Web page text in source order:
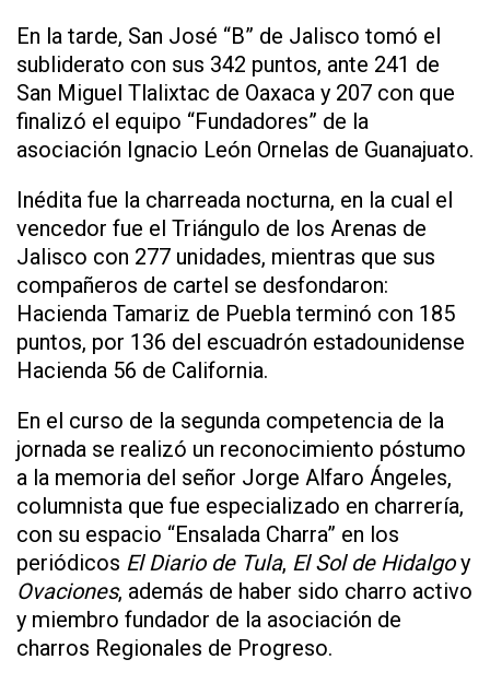
En la tarde, San José “B” de Jalisco tomó el
subliderato con sus 342 puntos, ante 241 de
San Miguel Tlalixtac de Oaxaca y 207 con que
finalizó el equipo “Fundadores” de la
asociación Ignacio León Ornelas de Guanajuato.
Inédita fue la charreada nocturna, en la cual el
vencedor fue el Triángulo de los Arenas de
Jalisco con 277 unidades, mientras que sus
compañeros de cartel se desfondaron:
Hacienda Tamariz de Puebla terminó con 185
puntos, por 136 del escuadrón estadounidense
Hacienda 56 de California.
En el curso de la segunda competencia de la
jornada se realizó un reconocimiento póstumo
a la memoria del señor Jorge Alfaro Ángeles,
columnista que fue especializado en charrería,
con su espacio “Ensalada Charra” en los
periódicos El Diario de Tula, El Sol de Hidalgoy
Ovaciones, además de haber sido charro activo
y miembro fundador de la asociación de
charros Regionales de Progreso.